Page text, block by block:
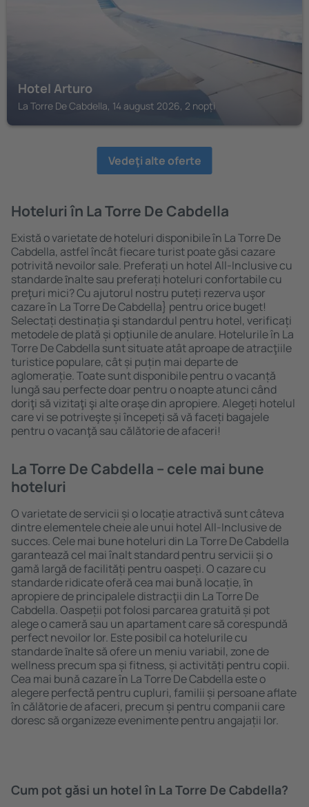
Hotel Arturo
La Torre De Cabdella, 14 august 2026, 2 nopți
Vedeţi alte oferte
Hoteluri în La Torre De Cabdella
Există o varietate de hoteluri disponibile în La Torre De
Cabdella, astfel încât fiecare turist poate găsi cazare
potrivită nevoilor sale. Preferați un hotel All-Inclusive cu
standarde ȋnalte sau preferați hoteluri confortabile cu
preţuri mici? Cu ajutorul nostru puteți rezerva uşor
cazare în La Torre De Cabdella} pentru orice buget!
Selectați destinația şi standardul pentru hotel, verificați
metodele de plată și opțiunile de anulare. Hotelurile în La
Torre De Cabdella sunt situate atât aproape de atracţiile
turistice populare, cât și puțin mai departe de
aglomerație. Toate sunt disponibile pentru o vacanță
lungă sau perfecte doar pentru o noapte atunci când
doriţi să vizitaţi şi alte oraşe din apropiere. Alegeți hotelul
care vi se potriveşte și începeți să vă faceți bagajele
pentru o vacanţă sau călătorie de afaceri!
La Torre De Cabdella – cele mai bune
hoteluri
O varietate de servicii și o locație atractivă sunt câteva
dintre elementele cheie ale unui hotel All-Inclusive de
succes. Cele mai bune hoteluri din La Torre De Cabdella
garantează cel mai înalt standard pentru servicii și o
gamă largă de facilități pentru oaspeți. O cazare cu
standarde ridicate oferă cea mai bună locație, ȋn
apropiere de principalele distracţii din La Torre De
Cabdella. Oaspeții pot folosi parcarea gratuită și pot
alege o cameră sau un apartament care să corespundă
perfect nevoilor lor. Este posibil ca hotelurile cu
standarde ȋnalte să ofere un meniu variabil, zone de
wellness precum spa și fitness, și activități pentru copii.
Cea mai bună cazare în La Torre De Cabdella este o
alegere perfectă pentru cupluri, familii și persoane aflate
în călătorie de afaceri, precum și pentru companii care
doresc să organizeze evenimente pentru angajații lor.
Cum pot găsi un hotel în La Torre De Cabdella?